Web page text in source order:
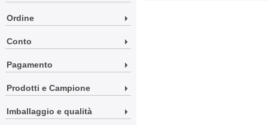
Ordine
Conto
Pagamento
Prodotti e Campione
Imballaggio e qualità